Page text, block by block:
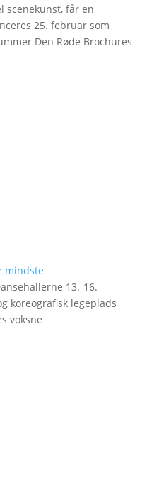
scenekunst, får en
25. februar som
Den Røde Brochures
mindste
13.-16.
koreografisk legeplads
voksne